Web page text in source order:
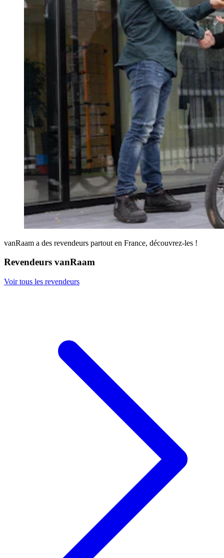
vanRaam a des revendeurs partout en France, découvrez-les !
Revendeurs vanRaam
Voir tous les revendeurs